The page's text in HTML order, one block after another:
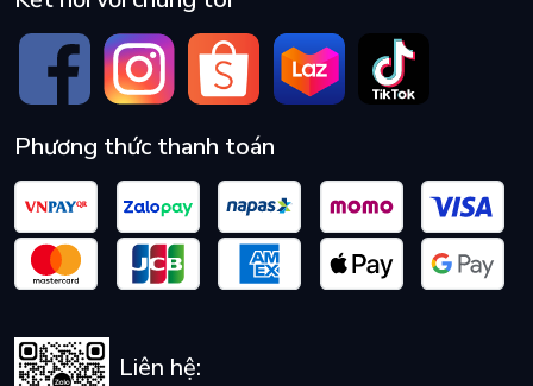
Phương thức thanh toán
Liên hệ: